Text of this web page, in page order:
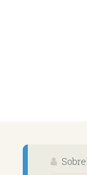
Sobre